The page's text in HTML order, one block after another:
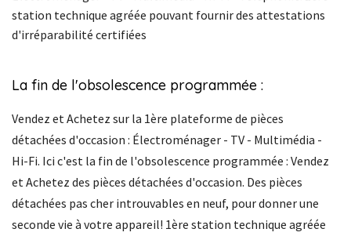
station technique agréée pouvant fournir des attestations
d'irréparabilité certifiées
La fin de l'obsolescence programmée :
Vendez et Achetez sur la 1ère plateforme de pièces
détachées d'occasion : Électroménager - TV - Multimédia -
Hi-Fi. Ici c'est la fin de l'obsolescence programmée : Vendez
et Achetez des pièces détachées d'occasion. Des pièces
détachées pas cher introuvables en neuf, pour donner une
seconde vie à votre appareil! 1ère station technique agréée